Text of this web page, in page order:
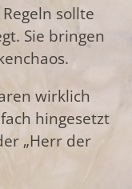
sollte
Sie bringen
wirklich
hingesetzt
„Herr der